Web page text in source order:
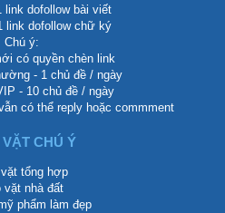
dofollow bài viết
link dofollow chữ ký
Chú ý:
có quyền chèn link
- 1 chủ đề / ngày
- 10 chủ đề / ngày
có thể reply hoặc commment
CHÚ Ý
vặt tổng hợp
vặt nhà đất
phẩm làm đẹp